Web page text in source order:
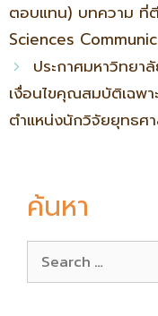
ตอบแทน) บทความ ที่
Sciences
ประกาศมหาวิทยา
เงื่อนไขคุณสมบัติเฉพ
ตำแหน่งนักวิจัยยุทธศ
ค้นหา